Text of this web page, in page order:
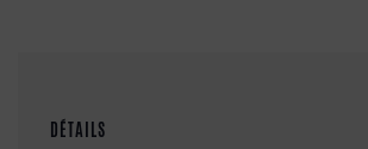
DÉTAILS